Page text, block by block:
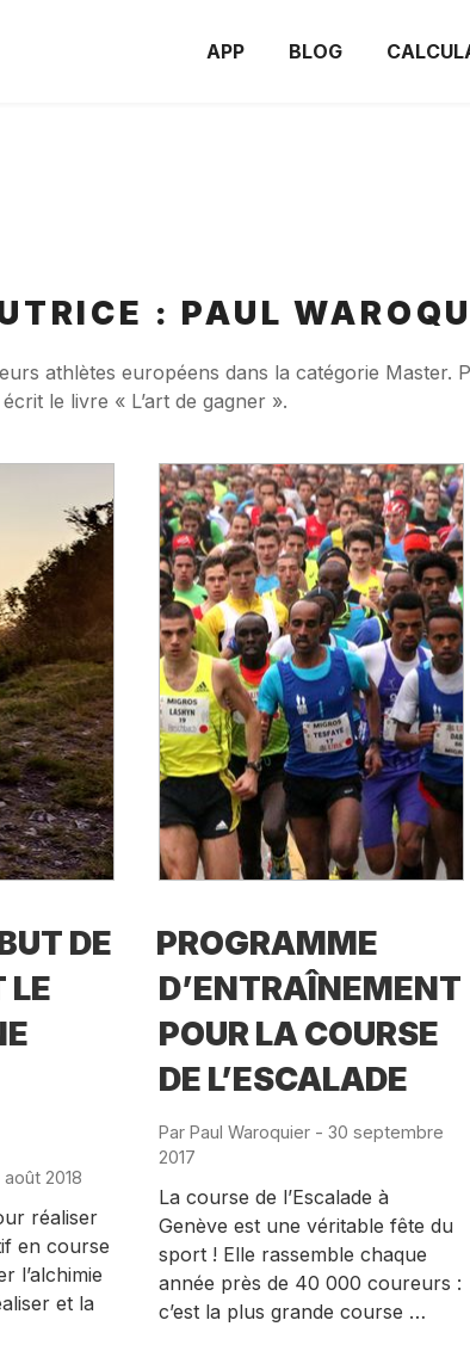
APP BLOG
: PAUL
athlètes européens dans la catégorie Master.
le livre « L’art de gagner ».
DE
LE
août 2018
réaliser
en course
l’alchimie
et la
PROGRAMME
D’ENTRAÎNEMENT
POUR LA COURSE
DE L’ESCALADE
ParPaul Waroquier -Publié
30 septembre
2017
La course de l’Escalade à
Genève est une véritable fête du
sport ! Elle rassemble chaque
année près de 40 000 coureurs :
c’est la plus grande course …